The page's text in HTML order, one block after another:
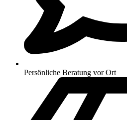
Persönliche Beratung vor Ort